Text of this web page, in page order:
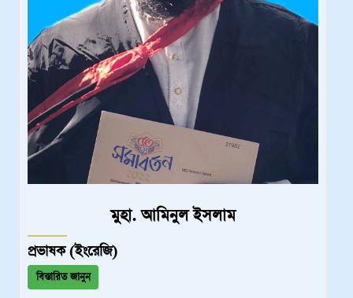
মুহা. আমিনুল ইসলাম
প্রভাষক (ইংরেজি)
বিস্তারিত জানুন